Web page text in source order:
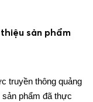
sản phẩm
truyền thông quảng
phẩm đã thực